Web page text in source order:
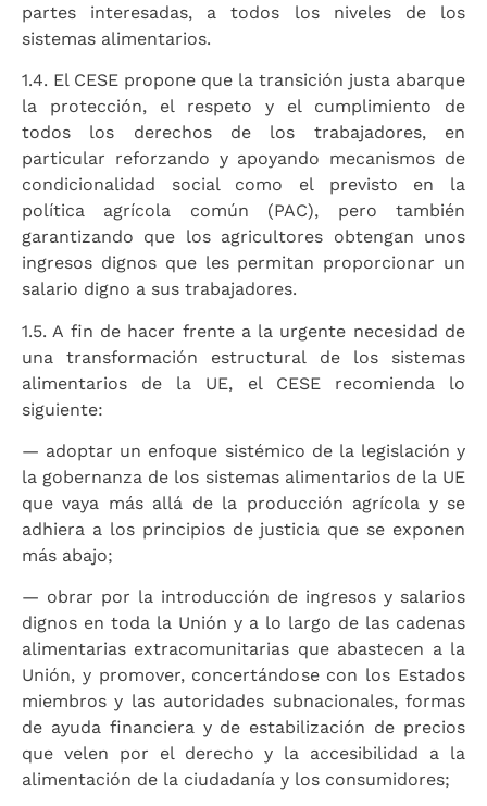
partes interesadas, a todos los niveles de los
sistemas alimentarios.
1.4. El CESE propone que la transición justa abarque
la protección, el respeto y el cumplimiento de
todos los derechos de los trabajadores, en
particular reforzando y apoyando mecanismos de
condicionalidad social como el previsto en la
política agrícola común (PAC), pero también
garantizando que los agricultores obtengan unos
ingresos dignos que les permitan proporcionar un
salario digno a sus trabajadores.
1.5. A fin de hacer frente a la urgente necesidad de
una transformación estructural de los sistemas
alimentarios de la UE, el CESE recomienda lo
siguiente:
— adoptar un enfoque sistémico de la legislación y
la gobernanza de los sistemas alimentarios de la UE
que vaya más allá de la producción agrícola y se
adhiera a los principios de justicia que se exponen
más abajo;
— obrar por la introducción de ingresos y salarios
dignos en toda la Unión y a lo largo de las cadenas
alimentarias extracomunitarias que abastecen a la
Unión, y promover, concertándose con los Estados
miembros y las autoridades subnacionales, formas
de ayuda financiera y de estabilización de precios
que velen por el derecho y la accesibilidad a la
alimentación de la ciudadanía y los consumidores;